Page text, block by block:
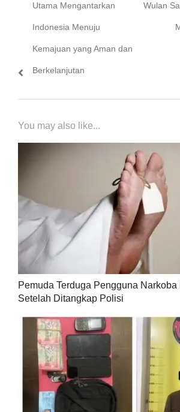
Utama Mengantarkan
Indonesia Menuju
Kemajuan yang Aman dan
Berkelanjutan
Wulan
You may also like...
Pemuda Terduga Pengguna Narkoba
Setelah Ditangkap Polisi